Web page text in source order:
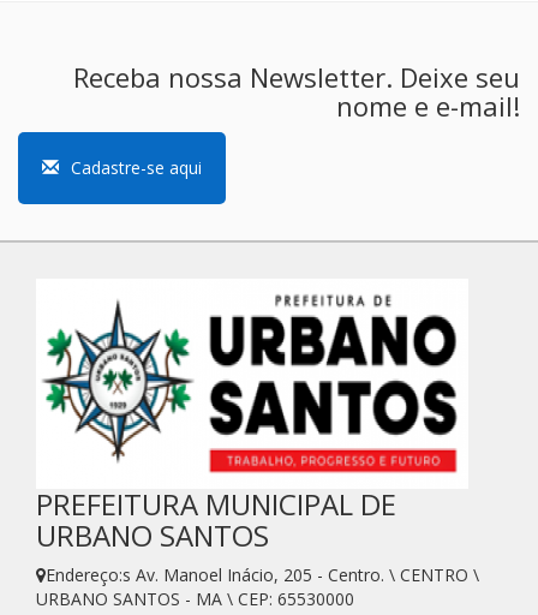
Receba nossa Newsletter. Deixe seu
nome e e-mail!
Cadastre-se aqui
PREFEITURA MUNICIPAL DE
URBANO SANTOS
Endereço:s Av. Manoel Inácio, 205 - Centro. \ CENTRO \
URBANO SANTOS - MA \ CEP: 65530000